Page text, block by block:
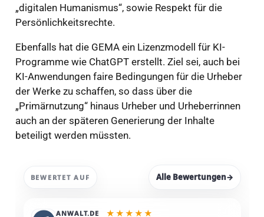
„digitalen Humanismus“, sowie Respekt für die
Persönlichkeitsrechte.
Ebenfalls hat die GEMA ein Lizenzmodell für KI-
Programme wie ChatGPT erstellt. Ziel sei, auch bei
KI-Anwendungen faire Bedingungen für die Urheber
der Werke zu schaffen, so dass über die
„Primärnutzung“ hinaus Urheber und Urheberrinnen
auch an der späteren Generierung der Inhalte
beteiligt werden müssten.
BEWERTET AUF Alle Bewertungen→
ANWALT.DE ★ ★ ★ ★ ★